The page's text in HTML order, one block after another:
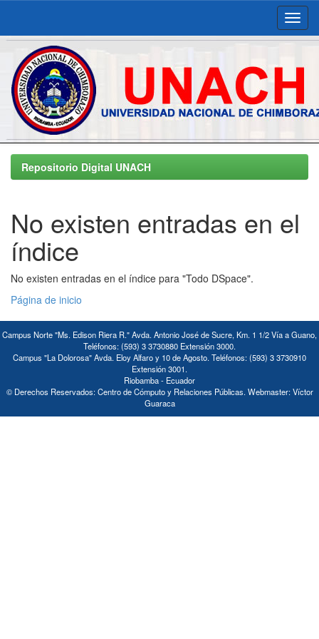
Skip
navigationRepositorio Digital UNACH
No existen entradas en el
índice
No existen entradas en el índice para "Todo DSpace".
Página de inicio
Campus Norte "Ms. Edison Riera R." Avda. Antonio José de Sucre, Km. 1 1/2 Vía a Guano,
Teléfonos: (593) 3 3730880 Extensión 3000.
Campus "La Dolorosa" Avda. Eloy Alfaro y 10 de Agosto. Teléfonos: (593) 3 3730910
Extensión 3001.
Riobamba - Ecuador
© Derechos Reservados: Centro de Cómputo y Relaciones Públicas. Webmaster: Víctor
Guaraca